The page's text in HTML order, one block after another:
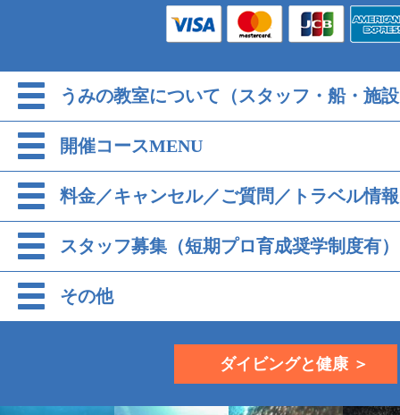
うみの教室について（スタッフ・船・施
開催コースMENU
料金／キャンセル／ご質問／トラベル情報
スタッフ募集（短期プロ育成奨学制度有）
その他
ダイビングと健康 ＞